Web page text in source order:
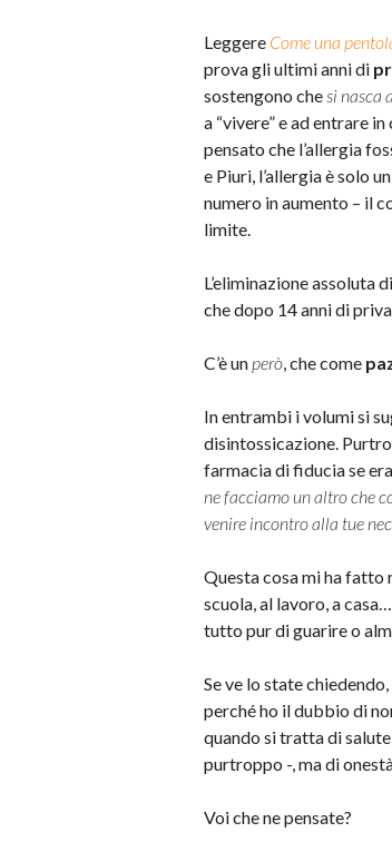
Leggere Come una
prova gli ultimi anni di
sostengono chesi nasca
a “vivere” e ad entrare
pensato che l’allergia
e Piuri, l’allergia è solo
numero in aumento – il
limite.
L’eliminazione assoluta
che dopo 14 anni di
C’è un però, che come
In entrambi i volumi si
disintossicazione.
farmacia di fiducia se
ne facciamo un altro che
venire incontro alla tue
Questa cosa mi ha
scuola, al lavoro, a
tutto pur di guarire o
Se ve lo state
perché ho il dubbio di
quando si tratta di
purtroppo -, ma di
Voi che ne pensate?